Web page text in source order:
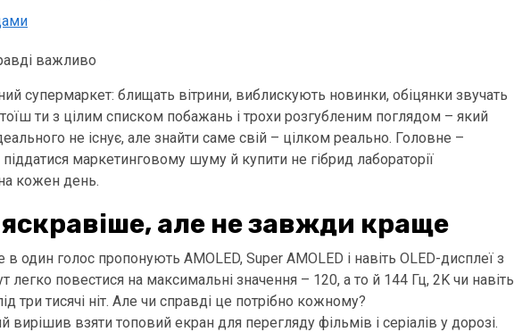
важливо
супермаркет: блищать вітрини, виблискують новинки, обіцянки звучать
ти з цілим списком побажань і трохи розгубленим поглядом – який
не існує, але знайти саме свій – цілком реально. Головне –
маркетинговому шуму й купити не гібрид лабораторії
кожен день.
але не завжди краще
один голос пропонують AMOLED, Super AMOLED і навіть OLED-дисплеї з
легко повестися на максимальні значення – 120, а то й 144 Гц, 2K чи навіть
три тисячі ніт. Але чи справді це потрібно кожному?
взяти топовий екран для перегляду фільмів і серіалів у дорозі.